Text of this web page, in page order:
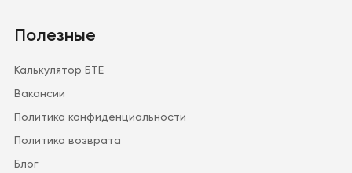
Полезные
Калькулятор БТЕ
Вакансии
Политика конфиденциальности
Политика возврата
Блог